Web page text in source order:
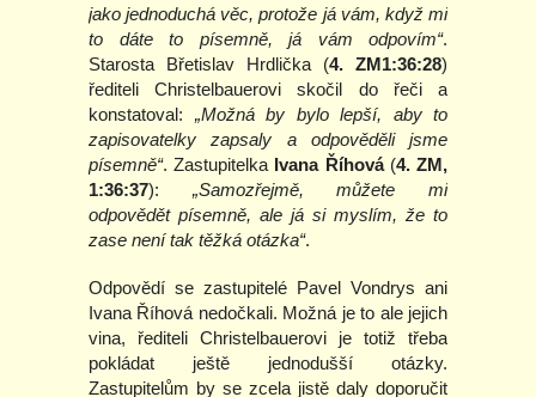
jako jednoduchá věc, protože já vám, když mi
to dáte to písemně, já vám odpovím“.
Starosta Břetislav Hrdlička (4. ZM1:36:28)
řediteli Christelbauerovi skočil do řeči a
konstatoval: „Možná by bylo lepší, aby to
zapisovatelky zapsaly a odpověděli jsme
písemně“. Zastupitelka Ivana Říhová(4. ZM,
1:36:37): „Samozřejmě, můžete mi
odpovědět písemně, ale já si myslím, že to
zase není tak těžká otázka“.
Odpovědí se zastupitelé Pavel Vondrys ani
Ivana Říhová nedočkali. Možná je to ale jejich
vina, řediteli Christelbauerovi je totiž třeba
pokládat ještě jednodušší otázky.
Zastupitelům by se zcela jistě daly doporučit